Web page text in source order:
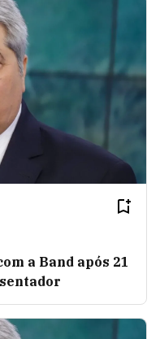
a Band após 21